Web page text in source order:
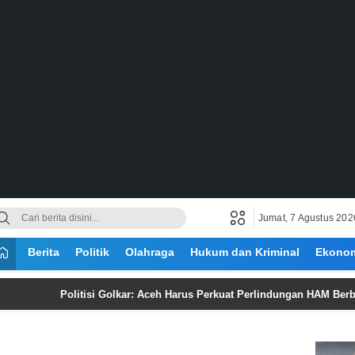
Jumat, 7 Agustus
Berita Politik Olahraga Hukum dan Kriminal
Politisi Golkar: Aceh Harus Perkuat Perlindungan HAM Berbasis